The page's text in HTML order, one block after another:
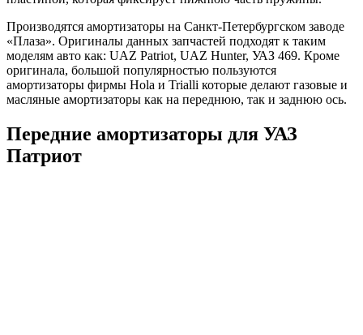
Производятся амортизаторы на Санкт-Петербургском заводе
«Плаза». Оригиналы данных запчастей подходят к таким
моделям авто как: UAZ Patriot, UAZ Hunter, УАЗ 469. Кроме
оригинала, большой популярностью пользуются
амортизаторы фирмы Hola и Trialli которые делают газовые и
масляные амортизаторы как на переднюю, так и заднюю ось.
Передние амортизаторы для УАЗ
Патриот